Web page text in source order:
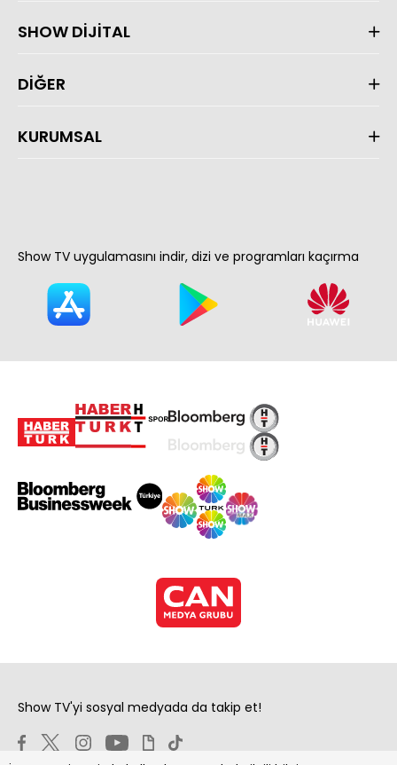
SHOW DİJİTAL
DİĞER
KURUMSAL
Show TV uygulamasını indir, dizi ve programları kaçırma
Show TV'yi sosyal medyada da takip et!